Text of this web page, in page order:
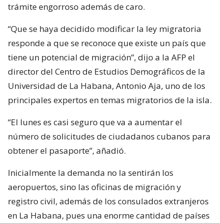
trámite engorroso además de caro.
“Que se haya decidido modificar la ley migratoria
responde a que se reconoce que existe un país que
tiene un potencial de migración”, dijo a la AFP el
director del Centro de Estudios Demográficos de la
Universidad de La Habana, Antonio Aja, uno de los
principales expertos en temas migratorios de la isla.
“El lunes es casi seguro que va a aumentar el
número de solicitudes de ciudadanos cubanos para
obtener el pasaporte”, añadió.
Inicialmente la demanda no la sentirán los
aeropuertos, sino las oficinas de migración y
registro civil, además de los consulados extranjeros
en La Habana, pues una enorme cantidad de países